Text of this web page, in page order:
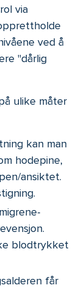
via
ved å
"dårlig
ulike måter
kan man
hodepine,
ansiktet.
blodtrykket
får